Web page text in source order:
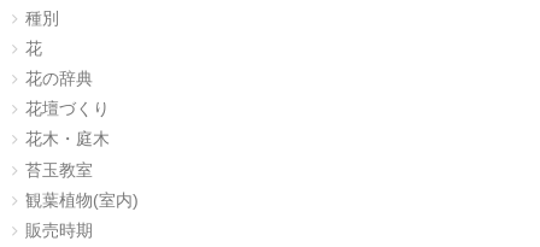
種別
花
花の辞典
花壇づくり
花木・庭木
苔玉教室
観葉植物(室内)
販売時期